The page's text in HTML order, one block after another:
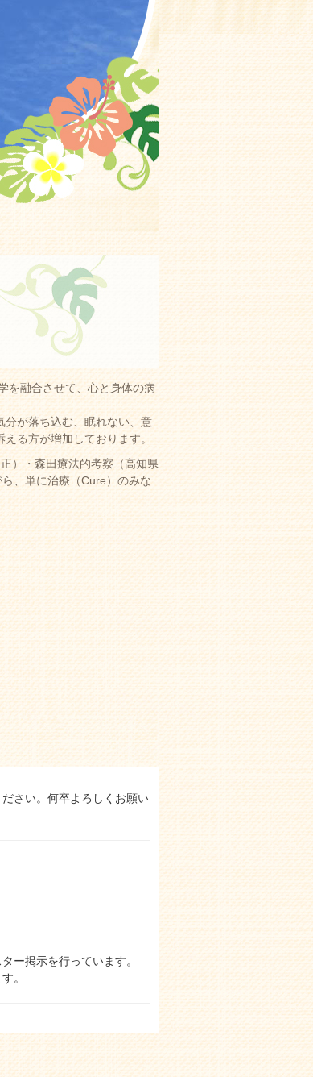
を融合させて、心と身体の病
分が落ち込む、眠れない、意
える方が増加しております。
）・森田療法的考察（高知県
、単に治療（Cure）のみな
さい。何卒よろしくお願い
ー掲示を行っています。
。
き続き注意をしていくよ
は、一度受付を済まされた